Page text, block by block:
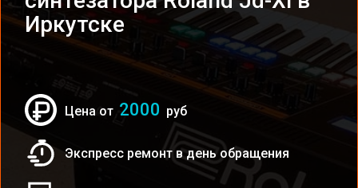
Иркутске
Цена от 2000 руб
Экспресс ремонт в день обращения